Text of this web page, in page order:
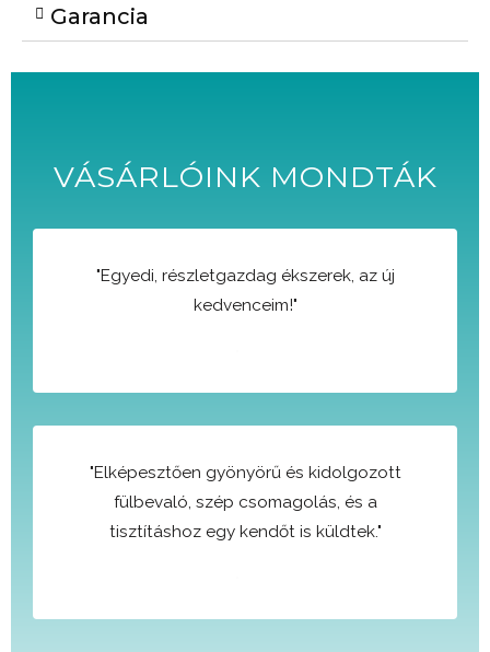
Garancia
VÁSÁRLÓINK MONDTÁK
"Egyedi, részletgazdag ékszerek, az új
kedvenceim!"
"Elképesztően gyönyörű és kidolgozott
fülbevaló, szép csomagolás, és a
tisztításhoz egy kendőt is küldtek."